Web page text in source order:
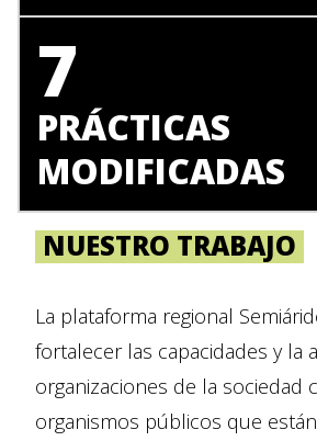
7
PRÁCTICAS
MODIFICADAS
NUESTRO TRABAJO
La plataforma regional
fortalecer las capacidades y la
organizaciones de la sociedad
organismos públicos que